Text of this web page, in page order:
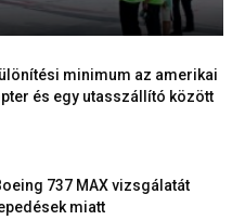
minimum az amerikai
és egy utasszállító között
737 MAX vizsgálatát
miatt